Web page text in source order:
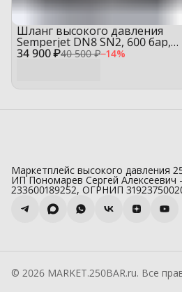
34 900 ₽40 500 ₽−14%
Шланг высокого давления
Semperjet DN8 SN2, 600 бар,
бухта 50 м
Маркетплейс высокого давления
ИП Пономарев Сергей
233600189252, ОГРНИП
© 2026 MARKET.250BAR.ru. Все